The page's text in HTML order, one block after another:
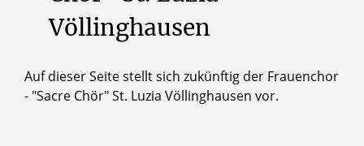
Völlinghausen
Auf dieser Seite stellt sich zukünftig der Frauenchor
- "Sacre Chör" St. Luzia Völlinghausen vor.